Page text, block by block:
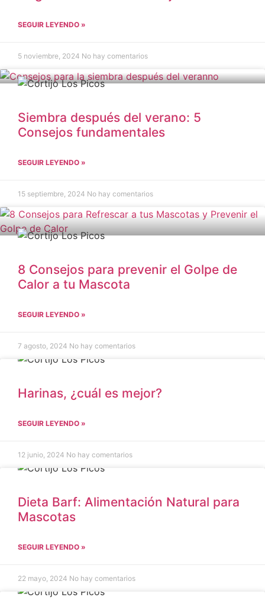
SEGUIR LEYENDO »
5 noviembre, 2024 No hay comentarios
Siembra después del verano: 5
Consejos fundamentales
SEGUIR LEYENDO »
15 septiembre, 2024 No hay comentarios
8 Consejos para prevenir el Golpe de
Calor a tu Mascota
SEGUIR LEYENDO »
7 agosto, 2024 No hay comentarios
Harinas, ¿cuál es mejor?
SEGUIR LEYENDO »
12 junio, 2024 No hay comentarios
Dieta Barf: Alimentación Natural para
Mascotas
SEGUIR LEYENDO »
22 mayo, 2024 No hay comentarios